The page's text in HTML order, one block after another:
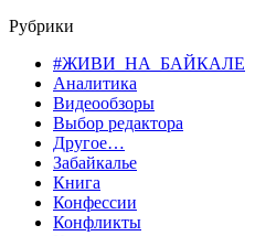
Рубрики
#ЖИВИ_НА_БАЙКАЛЕ
Аналитика
Видеообзоры
Выбор редактора
Другое…
Забайкалье
Книга
Конфессии
Конфликты